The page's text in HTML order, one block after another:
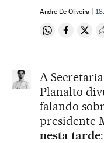
André De Oliveira
Compartir
A
Planalto
falando
presidente
nesta tarde: